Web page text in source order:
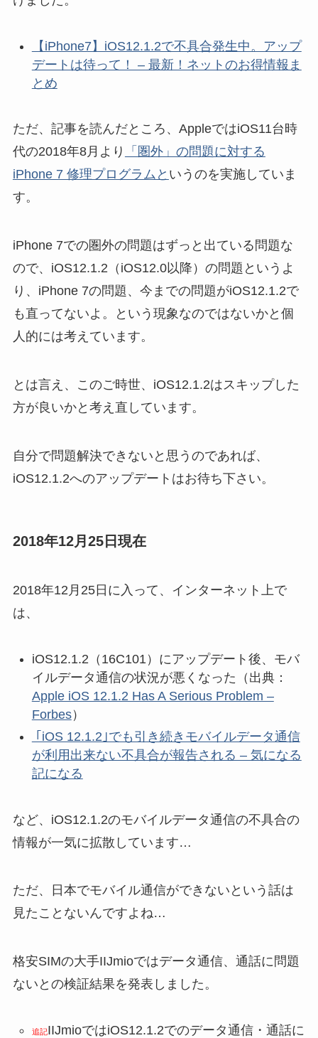
【iPhone7】iOS12.1.2で不具合発生中。アップ
デートは待って！ – 最新！ネットのお得情報ま
とめ
ただ、記事を読んだところ、AppleではiOS11台時
代の2018年8月より
「圏外」の問題に対する
iPhone 7 修理プログラムと いうのを実施していま
す。
iPhone 7での圏外の問題はずっと出ている問題な
ので、iOS12.1.2（iOS12.0以降）の問題というよ
り、iPhone 7の問題、今までの問題がiOS12.1.2で
も直ってないよ。という現象なのではないかと個
人的には考えています。
とは言え、このご時世、iOS12.1.2はスキップした
方が良いかと考え直しています。
自分で問題解決できないと思うのであれば、
iOS12.1.2へのアップデートはお待ち下さい。
2018年12月25日現在
2018年12月25日に入って、インターネット上で
は、
iOS12.1.2（16C101）にアップデート後、モバ
イルデータ通信の状況が悪くなった（出典：
Apple iOS 12.1.2 Has A Serious Problem –
Forbes）
｢iOS 12.1.2｣でも引き続きモバイルデータ通信
が利用出来ない不具合が報告される – 気になる
記になる
など、iOS12.1.2のモバイルデータ通信の不具合の
情報が一気に拡散しています…
ただ、日本でモバイル通信ができないという話は
見たことないんですよね…
格安SIMの大手IIJmioではデータ通信、通話に問題
ないとの検証結果を発表しました。
追記IIJmioではiOS12.1.2でのデータ通信・通話に